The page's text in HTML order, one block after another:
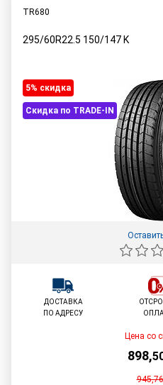
TR680
295/60R22.5 150/147K
5% cкидка
Скидка по TRADE-IN
ДОСТАВКА
ПО АДРЕСУ
Цена со
898,
945,76